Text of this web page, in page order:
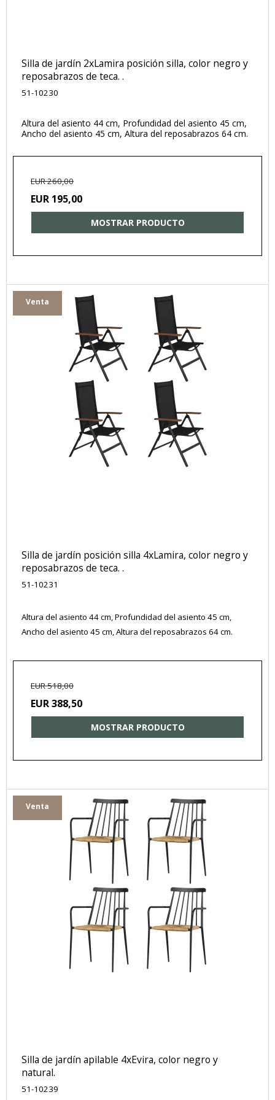
Silla de jardín 2xLamira posición silla, color negro y
reposabrazos de teca. .
51-10230
Altura del asiento 44 cm, Profundidad del asiento 45 cm,
Ancho del asiento 45 cm, Altura del reposabrazos 64 cm.
EUR 260,00
EUR 195,00
MOSTRAR PRODUCTO
Venta
Silla de jardín posición silla 4xLamira, color negro y
reposabrazos de teca. .
51-10231
Altura del asiento 44 cm, Profundidad del asiento 45 cm,
Ancho del asiento 45 cm, Altura del reposabrazos 64 cm.
EUR 518,00
EUR 388,50
MOSTRAR PRODUCTO
Venta
Silla de jardín apilable 4xEvira, color negro y
natural.
51-10239